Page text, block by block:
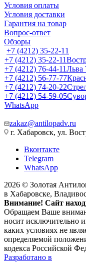
Условия оплаты
Условия доставки
Гарантия на товар
Вопрос-ответ
Обзоры
+7 (4212) 35-22-11
+7 (4212) 35-22-11
+7 (4212) 76-44-11Льва
+7 (4212) 56-77-77
+7 (4212) 74-20-22
+7 (4212) 54-59-05
WhatsApp
zakaz@antilopadv.ru
г. Хабаровск, ул.
Вконтакте
Telegram
WhatsApp
2026 © Золотая
в Хабаровске,
Внимание! Сайт
Обращаем Ваше
носит исключительно
каких условиях не
определяемой
кодекса Российской
Разработано в